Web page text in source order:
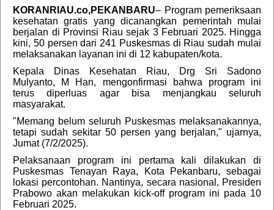
KORANRIAU.co,PEKANBARU– Program pemeriksaan
kesehatan gratis yang dicanangkan pemerintah mulai
berjalan di Provinsi Riau sejak 3 Februari 2025. Hingga
kini, 50 persen dari 241 Puskesmas di Riau sudah mulai
melaksanakan layanan ini di 12 kabupaten/kota.
Kepala Dinas Kesehatan Riau, Drg Sri Sadono
Mulyanto, M Han, mengonfirmasi bahwa program ini
terus diperluas agar bisa menjangkau seluruh
masyarakat.
"Memang belum seluruh Puskesmas melaksanakannya,
tetapi sudah sekitar 50 persen yang berjalan," ujarnya,
Jumat (7/2/2025).
Pelaksanaan program ini pertama kali dilakukan di
Puskesmas Tenayan Raya, Kota Pekanbaru, sebagai
lokasi percontohan. Nantinya, secara nasional, Presiden
Prabowo akan melakukan kick-off program ini pada 10
Februari 2025.